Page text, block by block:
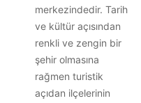
merkezindedir. Tarih
ve kültür açısından
renkli ve zengin bir
şehir olmasına
rağmen turistik
açıdan ilçelerinin